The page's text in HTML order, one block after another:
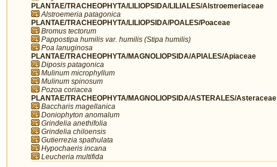
PLANTAE/TRACHEOPHYTA/LILIOPSIDA/LILIALES/Alstroemeriaceae
Alstroemeria patagonica
PLANTAE/TRACHEOPHYTA/LILIOPSIDA/POALES/Poaceae
Bromus tectorum
Pappostipa humilis var. humilis (Stipa humilis)
Poa lanuginosa
PLANTAE/TRACHEOPHYTA/MAGNOLIOPSIDA/APIALES/Apiaceae
Diposis patagonica
Mulinum microphyllum
Mulinum spinosum
Pozoa coriacea
PLANTAE/TRACHEOPHYTA/MAGNOLIOPSIDA/ASTERALES/Asteraceae
Baccharis magellanica
Doniophyton anomalum
Grindelia anethifolia
Grindelia chiloensis
Gutierrezia spathulata
Hypochaeris incana
Leucheria multifida